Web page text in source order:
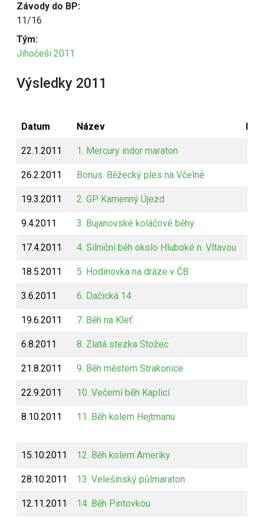
Závody do BP:
11/16
Tým:
Jihočeši 2011
Výsledky 2011
Datum Název
22.1.2011 1. Mercury indor maraton
26.2.2011 Bonus. Běžecký ples na Včelné
19.3.2011 2. GP Kamenný Újezd
9.4.2011 3. Bujanovské koláčové běhy
17.4.2011 4. Silniční běh okolo Hluboké n. Vltavou
18.5.2011 5. Hodinovka na dráze v ČB
3.6.2011 6. Dačická 14
19.6.2011 7. Běh na Kleť
6.8.2011 8. Zlatá stezka Stožec
21.8.2011 9. Běh městem Strakonice
22.9.2011 10. Večerní běh Kaplicí
8.10.2011 11. Běh kolem Hejtmanu
15.10.2011 12. Běh kolem Ameriky
28.10.2011 13. Velešínský půlmaraton
12.11.2011 14. Běh Pintovkou